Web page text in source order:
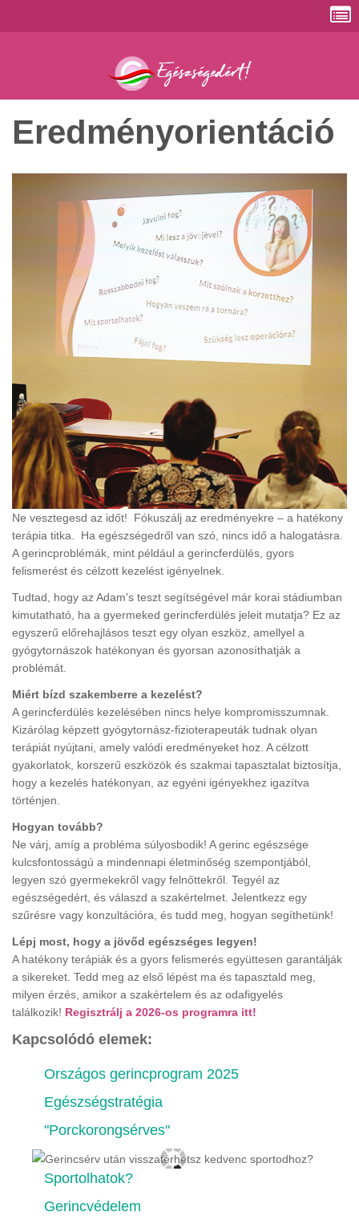
Eredményorientáció
Ne vesztegesd az időt! Fókuszálj az eredményekre – a hatékony
terápia titka. Ha egészségedről van szó, nincs idő a halogatásra.
A gerincproblémák, mint például a gerincferdülés, gyors
felismerést és célzott kezelést igényelnek.
Tudtad, hogy az Adam's teszt segítségével már korai stádiumban
kimutatható, ha a gyermeked gerincferdülés jeleit mutatja? Ez az
egyszerű előrehajlásos teszt egy olyan eszköz, amellyel a
gyógytornászok hatékonyan és gyorsan azonosíthatják a
problémát.
Miért bízd szakemberre a kezelést?
A gerincferdülés kezelésében nincs helye kompromisszumnak.
Kizárólag képzett gyógytornász-fizioterapeuták tudnak olyan
terápiát nyújtani, amely valódi eredményeket hoz. A célzott
gyakorlatok, korszerű eszközök és szakmai tapasztalat biztosítja,
hogy a kezelés hatékonyan, az egyéni igényekhez igazítva
történjen.
Hogyan tovább?
Ne várj, amíg a probléma súlyosbodik! A gerinc egészsége
kulcsfontosságú a mindennapi életminőség szempontjából,
legyen szó gyermekekről vagy felnőttekről. Tegyél az
egészségedért, és válaszd a szakértelmet. Jelentkezz egy
szűrésre vagy konzultációra, és tudd meg, hogyan segíthetünk!
Lépj most, hogy a jövőd egészséges legyen!
A hatékony terápiák és a gyors felismerés együttesen garantálják
a sikereket. Tedd meg az első lépést ma és tapasztald meg,
milyen érzés, amikor a szakértelem és az odafigyelés
találkozik! Regisztrálj a 2026-os programra itt!
Kapcsolódó elemek:
Országos gerincprogram 2025
Egészségstratégia
"Porckorongsérves"
Sportolhatok?
Gerincvédelem